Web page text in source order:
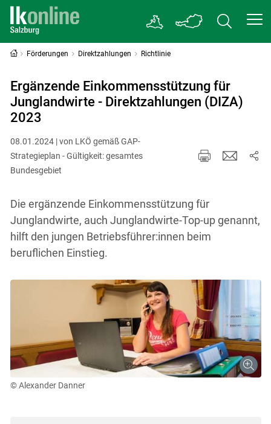
Förderungen Direktzahlungen Richtlinie
Ergänzende Einkommensstützung für
Junglandwirte - Direktzahlungen (DIZA)
2023
08.01.2024 | von LKÖ gemäß GAP-
Strategieplan - Gültigkeit: gesamtes
Bundesgebiet
Die ergänzende Einkommensstützung für
Junglandwirte, auch Junglandwirte-Top-up genannt,
hilft den jungen Betriebsführer:innen beim
beruflichen Einstieg.
© Alexander Danner